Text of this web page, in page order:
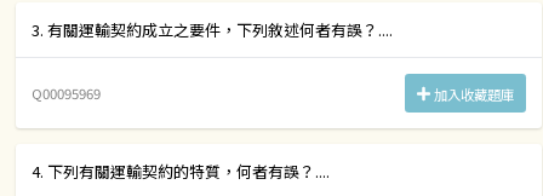
3. 有關運輸契約成立之要件，下列敘述何者有誤？....
Q00095969 加入收藏題庫
4. 下列有關運輸契約的特質，何者有誤？....